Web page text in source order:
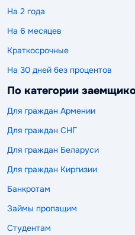
На 2 года
На 6 месяцев
Краткосрочные
На 30 дней без процентов
По категории
Для граждан Армении
Для граждан СНГ
Для граждан Беларуси
Для граждан Киргизии
Банкротам
Займы пропащим
Студентам